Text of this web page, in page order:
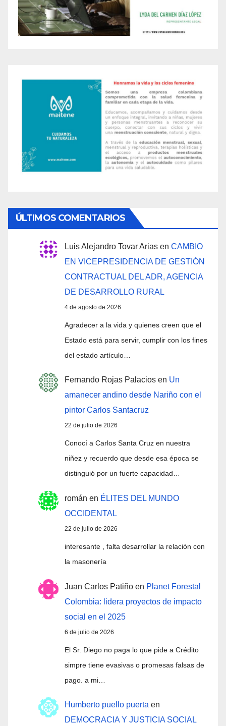
ÚLTIMOS COMENTARIOS
Luis Alejandro Tovar Arias en CAMBIO
EN VICEPRESIDENCIA DE GESTIÓN
CONTRACTUAL DEL ADR, AGENCIA
DE DESARROLLO RURAL
4 de agosto de 2026
Agradecer a la vida y quienes creen que el
Estado está para servir, cumplir con los fines
del estado artículo…
Fernando Rojas Palacios en Un
amanecer andino desde Nariño con el
pintor Carlos Santacruz
22 de julio de 2026
Conocí a Carlos Santa Cruz en nuestra
niñez y recuerdo que desde esa época se
distinguió por un fuerte capacidad…
román en ÉLITES DEL MUNDO
OCCIDENTAL
22 de julio de 2026
interesante , falta desarrollar la relación con
la masonería
Juan Carlos Patiño en Planet Forestal
Colombia: lidera proyectos de impacto
social en el 2025
6 de julio de 2026
El Sr. Diego no paga lo que pide a Crédito
simpre tiene evasivas o promesas falsas de
pago. a mi…
Humberto puello puerta en
DEMOCRACIA Y JUSTICIA SOCIAL